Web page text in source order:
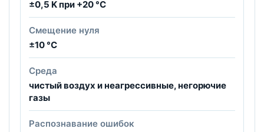
±0,5 K при +20 °C
Смещение нуля
±10 °C
Среда
чистый воздух и неагрессивные, негорючие
газы
Распознавание ошибок